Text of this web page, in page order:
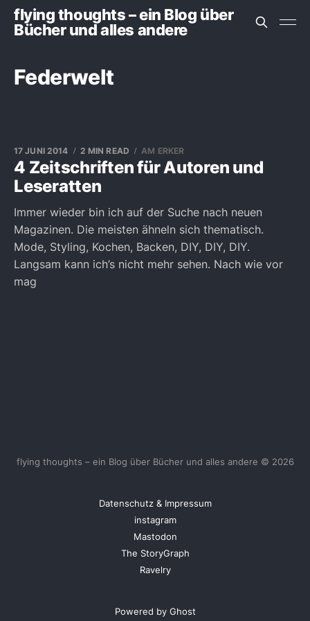
flying thoughts – ein Blog über
Bücher und alles andere
Federwelt
4 Zeitschriften für Autoren und
Leseratten
17 JUNI 2014 2 MIN READ AM ERKER
Immer wieder bin ich auf der Suche nach neuen
Magazinen. Die meisten ähneln sich thematisch.
Mode, Styling, Kochen, Backen, DIY, DIY, DIY.
Langsam kann ich’s nicht mehr sehen. Nach wie vor
mag
flying thoughts – ein Blog über Bücher und alles andere © 2026
Datenschutz & Impressum
instagram
Mastodon
The StoryGraph
Ravelry
Powered by Ghost